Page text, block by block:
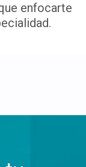
enfocarte